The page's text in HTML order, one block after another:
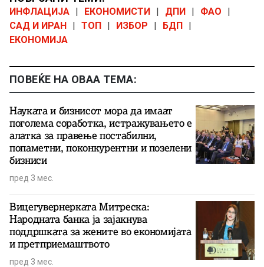
ИНФЛАЦИЈА | ЕКОНОМИСТИ | ДПИ | ФАО
|
САД И ИРАН | ТОП | ИЗБОР | БДП |
ЕКОНОМИЈА
ПОВЕЌЕ НА ОВАА ТЕМА:
Науката и бизнисот мора да имаат
поголема соработка, истражувањето е
алатка за правење постабилни,
попаметни, поконкурентни и позелени
бизниси
пред 3 мес.
Вицегувернерката Митреска:
Народната банка ја зајакнува
поддршката за жените во економијата
и претприемаштвото
пред 3 мес.